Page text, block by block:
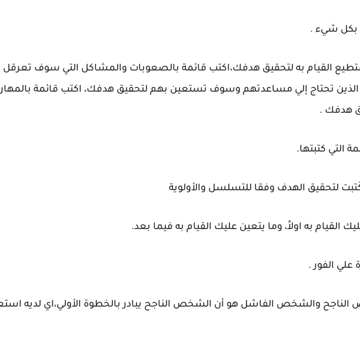
بكل شيء .
القيام به لتحقيق هدفك،اكتب قائمة بالصعوبات والمشاكل التي سوف تعرقل
تحتاج إلي مساعدتهم وسوف تستعين بهم لتحقيق هدفك، اكتب قائمة
هدفك .
التي كتبتها.
لتحقيق الهدف وفقا للتسلسل والأولوية
القيام به اولاً، وما يتعين عليك القيام به فيما بعد.
علي الفور .
والشخص الفاشل هو أن الشخص الناجح يبادر بالخطوة الأولي،اي لديه